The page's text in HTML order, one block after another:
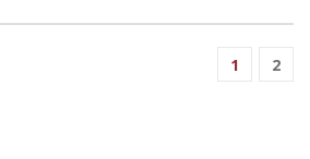
1 2